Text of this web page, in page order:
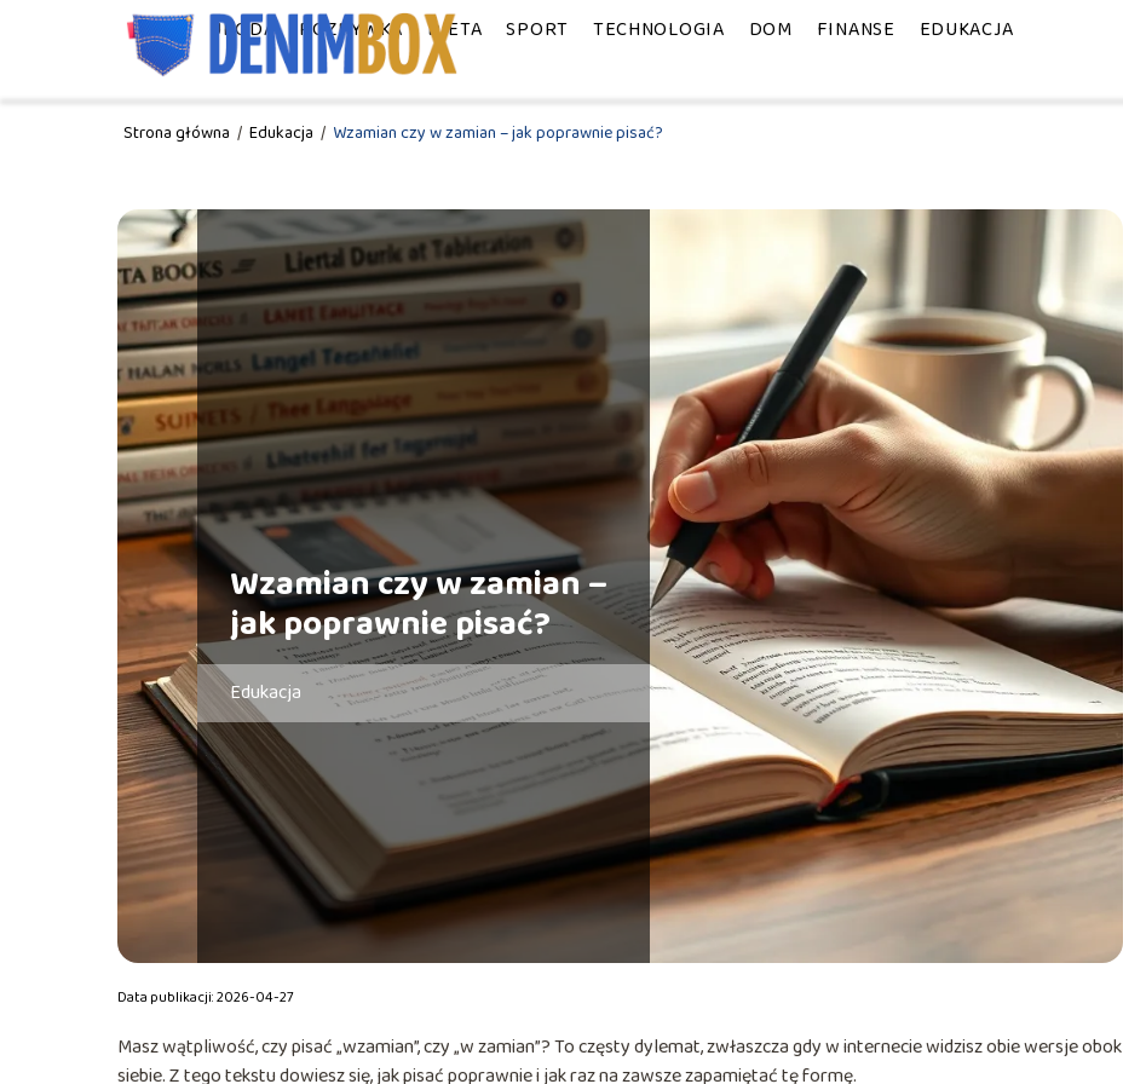
MODA URODA ROZRYWKA DIETA SPORT TECHNOLOGIA DOM FINANSE EDUKACJA
Strona główna / Edukacja / Wzamian czy w zamian – jak poprawnie pisać?
Wzamian czy w zamian –
jak poprawnie pisać?
Edukacja
Data publikacji: 2026-04-27
Masz wątpliwość, czy pisać „wzamian”, czy „w zamian”? To częsty dylemat, zwłaszcza gdy w internecie widzisz obie wersje obok
siebie. Z tego tekstu dowiesz się, jak pisać poprawnie i jak raz na zawsze zapamiętać tę formę.